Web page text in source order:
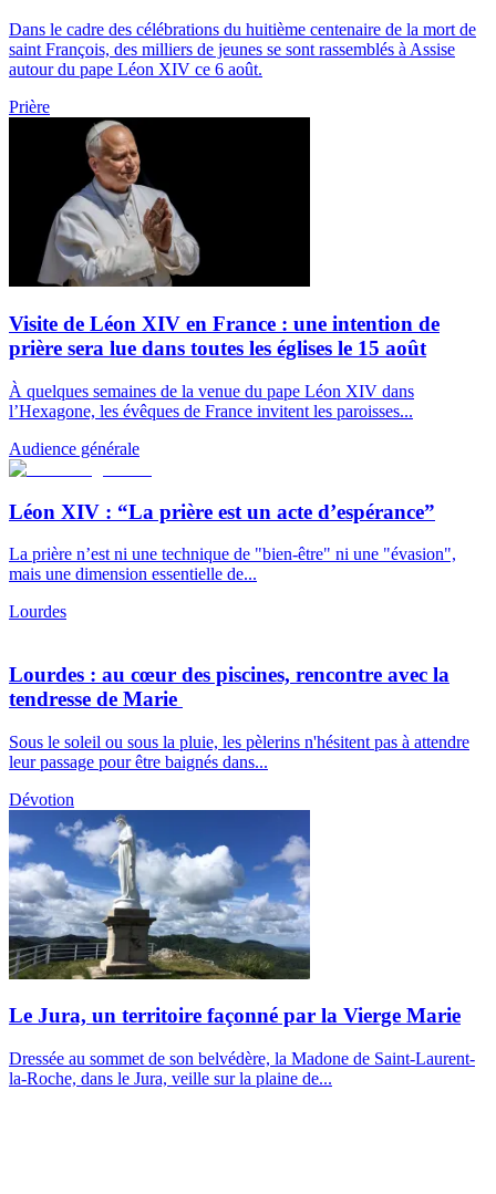
Dans le cadre des célébrations du huitième centenaire de la mort de
saint François, des milliers de jeunes se sont rassemblés à Assise
autour du pape Léon XIV ce 6 août.
Prière
Visite de Léon XIV en France : une intention de
prière sera lue dans toutes les églises le 15 août
À quelques semaines de la venue du pape Léon XIV dans
l’Hexagone, les évêques de France invitent les paroisses...
Audience générale
Léon XIV : “La prière est un acte d’espérance”
La prière n’est ni une technique de "bien-être" ni une "évasion",
mais une dimension essentielle de...
Lourdes
Lourdes : au cœur des piscines, rencontre avec la
tendresse de Marie
Sous le soleil ou sous la pluie, les pèlerins n'hésitent pas à attendre
leur passage pour être baignés dans...
Dévotion
Le Jura, un territoire façonné par la Vierge Marie
Dressée au sommet de son belvédère, la Madone de Saint-Laurent-
la-Roche, dans le Jura, veille sur la plaine de...